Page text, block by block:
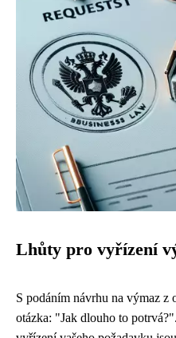
Lhůty pro vyřízení
S podáním návrhu na výmaz z
otázka: "Jak dlouho to